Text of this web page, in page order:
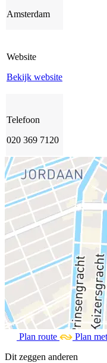
Amsterdam
Website
Bekijk website
Telefoon
020 369 7120
Plan route
Plan
Dit zeggen anderen